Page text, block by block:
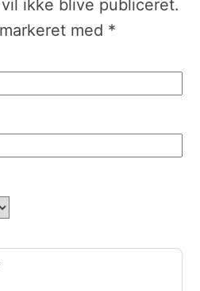
ikke blive publiceret.
med *